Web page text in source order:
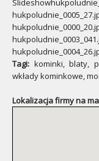
Tagi: kominki, blaty,
wkłady kominkowe,
Lokalizacja firmy na